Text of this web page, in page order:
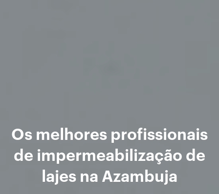
Os melhores profissionais
de impermeabilização de
lajes na Azambuja